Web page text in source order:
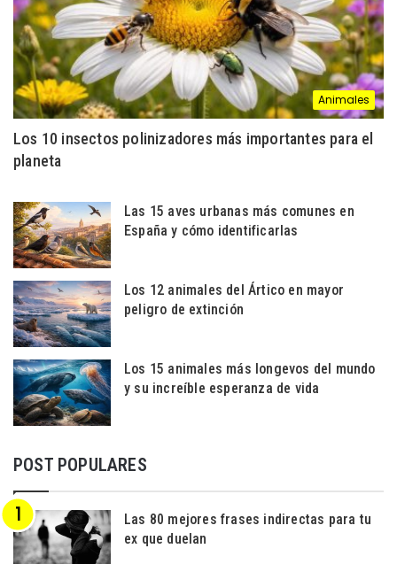
Animales
Los 10 insectos polinizadores más importantes para el
planeta
Las 15 aves urbanas más comunes en
España y cómo identificarlas
Los 12 animales del Ártico en mayor
peligro de extinción
Los 15 animales más longevos del mundo
y su increíble esperanza de vida
POST POPULARES
Las 80 mejores frases indirectas para tu
ex que duelan